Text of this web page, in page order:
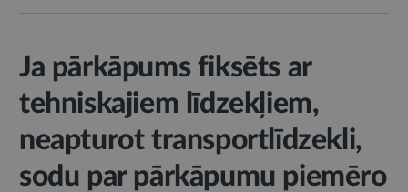
Ja pārkāpums fiksēts ar
tehniskajiem līdzekļiem,
neapturot transportlīdzekli,
sodu par pārkāpumu piemēro